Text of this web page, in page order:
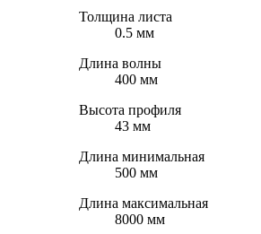
Толщина листа
0.5 мм
Длина волны
400 мм
Высота профиля
43 мм
Длина минимальная
500 мм
Длина максимальная
8000 мм